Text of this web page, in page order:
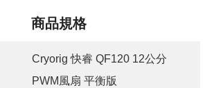
商品規格
Cryorig 快睿 QF120 12公分
PWM風扇 平衡版